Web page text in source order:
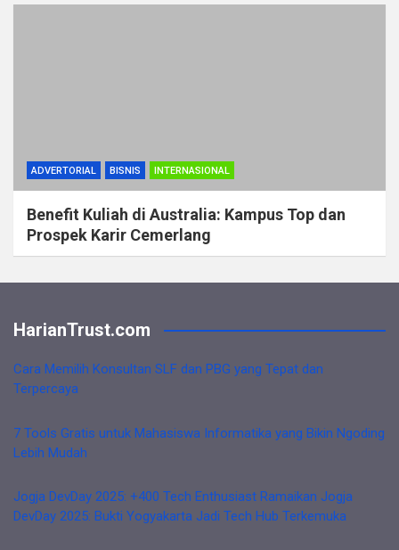
ADVERTORIAL BISNIS INTERNASIONAL
Benefit Kuliah di Australia: Kampus Top dan
Prospek Karir Cemerlang
HarianTrust.com
Cara Memilih Konsultan SLF dan PBG yang Tepat dan
Terpercaya
7 Tools Gratis untuk Mahasiswa Informatika yang Bikin Ngoding
Lebih Mudah
Jogja DevDay 2025: +400 Tech Enthusiast Ramaikan Jogja
DevDay 2025: Bukti Yogyakarta Jadi Tech Hub Terkemuka